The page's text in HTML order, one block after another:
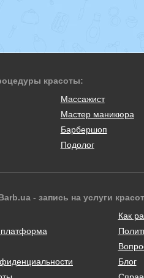
красоты:
Массажист
Мастер маникюра
Барбершоп
Подолог
- запись на услуги
платформа
Как
Блог